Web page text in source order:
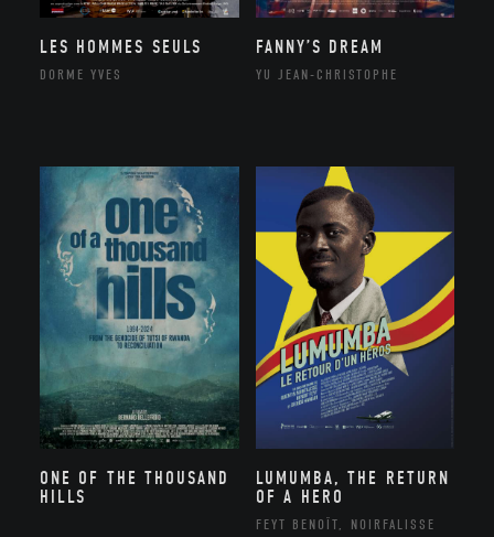
LES HOMMES SEULS
DORME YVES
FANNY’S DREAM
YU JEAN-CHRISTOPHE
ONE OF THE THOUSAND
HILLS
LUMUMBA, THE RETURN
OF A HERO
FEYT BENOÎT, NOIRFALISSE